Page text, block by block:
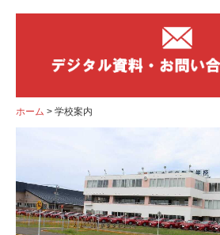
大学生協説明会
取得期間情報
教習案内
普通免許
ホーム 学校案内